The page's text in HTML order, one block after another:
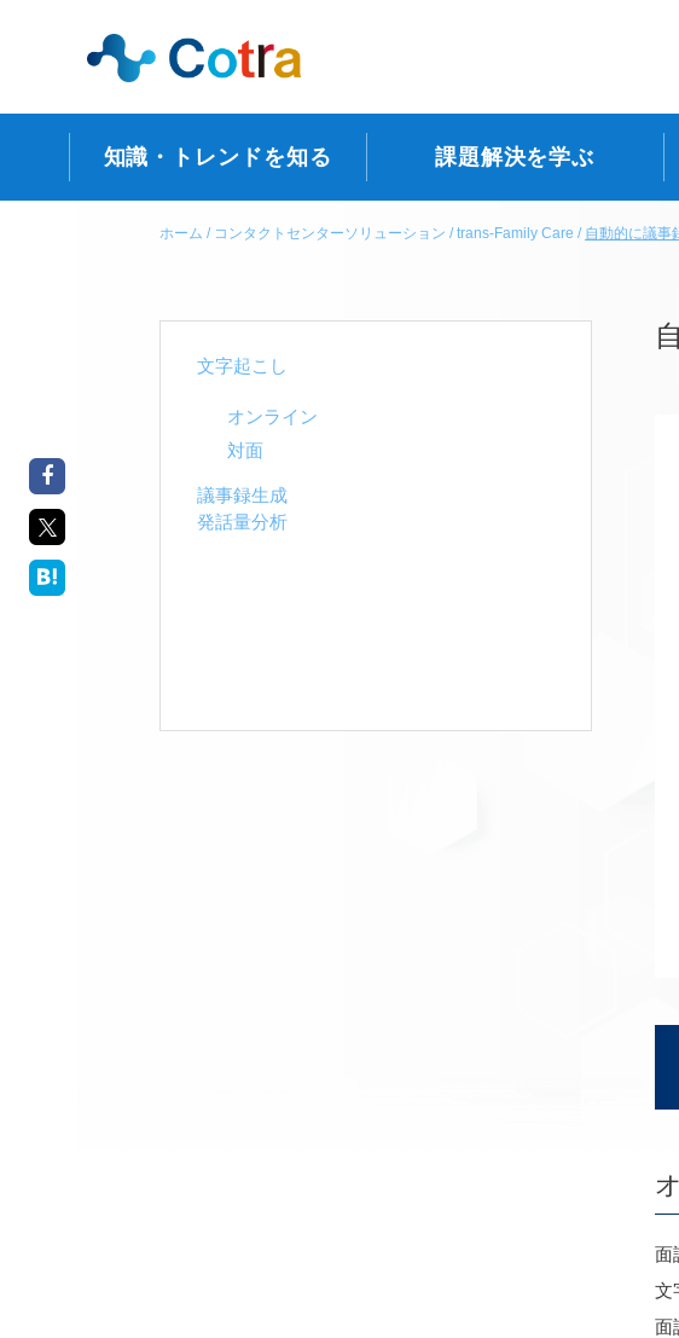
知識・トレンドを知る 課題解決を学ぶ
ホーム コンタクトセンターソリューション trans-Family Care 自動的に議事
文字起こし
オンライン
対面
議事録生成
発話量分析
面
文
面